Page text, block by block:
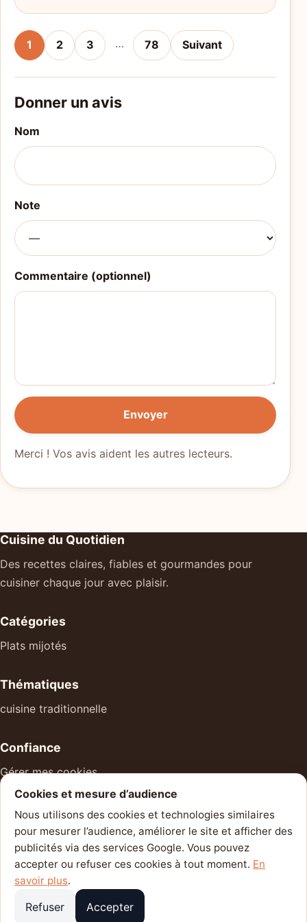
1 2 3 … 78 Suivant
Donner un avis
Nom
Note
Commentaire (optionnel)
Envoyer
Merci ! Vos avis aident les autres lecteurs.
Cuisine du Quotidien
Des recettes claires, fiables et gourmandes pour
cuisiner chaque jour avec plaisir.
Catégories
Plats mijotés
Thématiques
cuisine traditionnelle
Confiance
Gérer mes cookies
À propos
Mentions légales
Politique de confidentialité
Contact
Cookies et mesure d’audience
Nous utilisons des cookies et technologies similaires
pour mesurer l’audience, améliorer le site et afficher des
publicités via des services Google. Vous pouvez
accepter ou refuser ces cookies à tout moment. En
savoir plus.
Refuser Accepter